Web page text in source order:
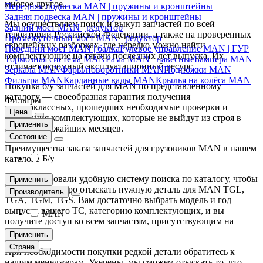
многое другое.
Мы осуществляем поиск и выкуп запчастей по всей
территории Российской Федерации, а также на проверенных
европейских разборках, где нередко можно найти
комплектующие на тягачи последних лет выпуска. Их
отличает огромный эксплуатационный ресурс.
Покупка б/у запчастей для MAN по представленному
каталогу — своеобразная гарантия получения
высококлассных, прошедших необходимые проверки и
испытания комплектующих, которые не выйдут из строя в
течение ближайших месяцев.
Преимущества заказа запчастей для грузовиков MAN в нашем
каталоге
Мы организовали удобную систему поиска по каталогу, чтобы
вы смогли быстро отыскать нужную деталь для MAN TGL,
TGA, TGM, TGS. Вам достаточно выбрать модель и год
выпуска вашего ТС, категорию комплектующих, и вы
получите доступ ко всем запчастям, присутствующим на
складе.
При необходимости покупки редкой детали обратитесь к
Передняя подвеска MAN | пружины и кронштейны
Задняя подвеска MAN | пружины и кронштейны
Задний мост MAN | редуктор
Промежуточный мост MAN | редуктор
Передний мост MAN | балкаРулевое управление MAN | ГУР
Тормозная система MANРама MAN | навесныеБампера MAN
Зеркала MANФары/поворотники MANПодножки MAN
Фильтра MANКарданные валы MANКрылья на колёса MAN
Фильтры
Цена
Применить
Состояние
Б/у
Применить
Производитель
MAN
Применить
Страна